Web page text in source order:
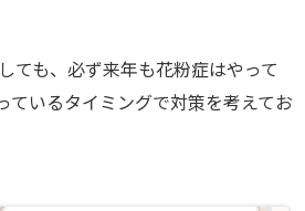
ても、必ず来年も花粉症はやって
ているタイミングで対策を考えてお